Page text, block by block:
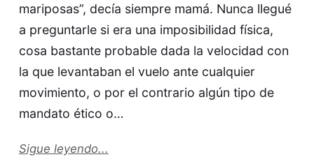
mariposas”, decía siempre mamá. Nunca llegué
a preguntarle si era una imposibilidad física,
cosa bastante probable dada la velocidad con
la que levantaban el vuelo ante cualquier
movimiento, o por el contrario algún tipo de
mandato ético o…
Sigue leyendo...